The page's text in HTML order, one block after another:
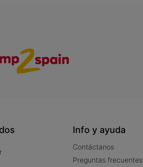
Info y ayuda
Contáctanos
Preguntas frecuentes